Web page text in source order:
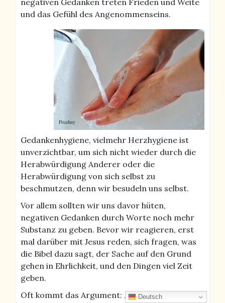
und das Gefühl des Angenommenseins.
Pixabay
Gedankenhygiene, vielmehr Herzhygiene ist
unverzichtbar, um sich nicht wieder durch die
Herabwürdigung Anderer oder die
Herabwürdigung von sich selbst zu
beschmutzen, denn wir besudeln uns selbst.
Vor allem sollten wir uns davor hüten,
negativen Gedanken durch Worte noch mehr
Substanz zu geben. Bevor wir reagieren, erst
mal darüber mit Jesus reden, sich fragen, was
die Bibel dazu sagt, der Sache auf den Grund
gehen in Ehrlichkeit, und den Dingen viel Zeit
geben.
Oft kommt das Argument: „Ja, aber ich habe
Deutsch